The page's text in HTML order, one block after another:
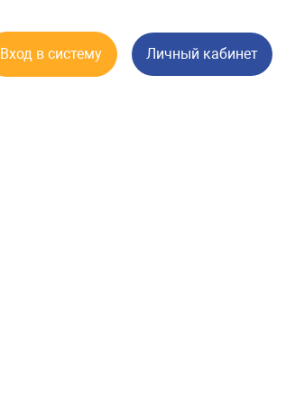
Вход в систему Личный кабинет